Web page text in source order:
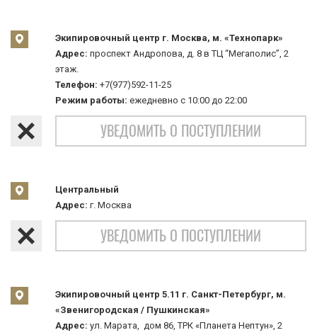
Экипировочный центр г. Москва, м. «Технопарк»
Адрес: проспект Андропова, д. 8 в ТЦ “Мегаполис”, 2
этаж.
Телефон: +7(977)592-11-25
Режим работы: ежедневно с 10:00 до 22:00
УВЕДОМИТЬ О ПОСТУПЛЕНИИ
Центральный
Адрес: г. Москва
УВЕДОМИТЬ О ПОСТУПЛЕНИИ
Экипировочный центр 5.11 г. Санкт-Петербург, м.
«Звенигородская / Пушкинская»
Адрес: ул. Марата, дом 86, ТРК «Планета Нептун», 2